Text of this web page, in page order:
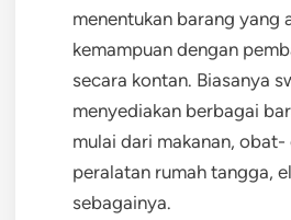
menentukan barang yang
kemampuan dengan
secara kontan. Biasanya
menyediakan berbagai
mulai dari makanan,
peralatan rumah tangga,
sebagainya.